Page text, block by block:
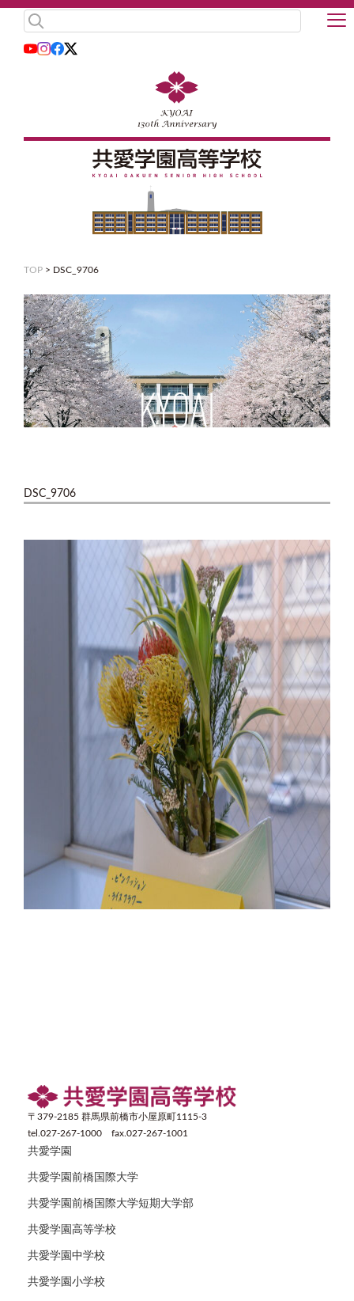
TOP > DSC_9706
DSC_9706
〒379-2185 群馬県前橋市小屋原町1115-3
tel.027-267-1000 fax.027-267-1001
共愛学園
共愛学園前橋国際大学
共愛学園前橋国際大学短期大学部
共愛学園高等学校
共愛学園中学校
共愛学園小学校